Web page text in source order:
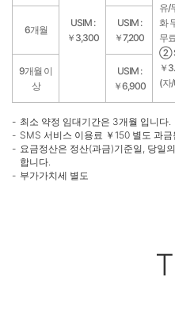
USIM :
￥3,300
유/
화
무
②
￥
(자
6개월
USIM :
￥7,200
9개월 이
상
USIM :
￥6,900
최소 약정 임대기간은 3개월 입니다.
SMS 서비스 이용료 ￥150 별도 과금
요금정산은 정산(과금)기준일, 당일
합니다.
부가가치세 별도